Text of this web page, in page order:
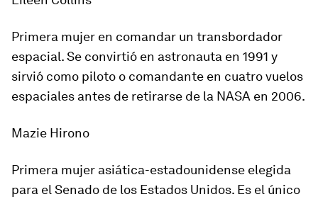
Primera mujer en comandar un transbordador
espacial. Se convirtió en astronauta en 1991 y
sirvió como piloto o comandante en cuatro vuelos
espaciales antes de retirarse de la NASA en 2006.
Mazie Hirono
Primera mujer asiática-estadounidense elegida
para el Senado de los Estados Unidos. Es el único